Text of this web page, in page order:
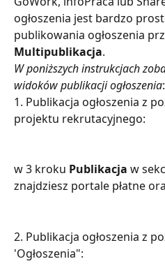
ogłoszenia jest bardzo
publikowania ogłoszenia
Multipublikacja.
W poniższych instrukcjach
widoków publikacji ogłoszenia:
1. Publikacja ogłoszenia z
projektu rekrutacyjnego:
w 3 kroku Publikacja w
znajdziesz portale płatne
2. Publikacja ogłoszenia z
'Ogłoszenia":